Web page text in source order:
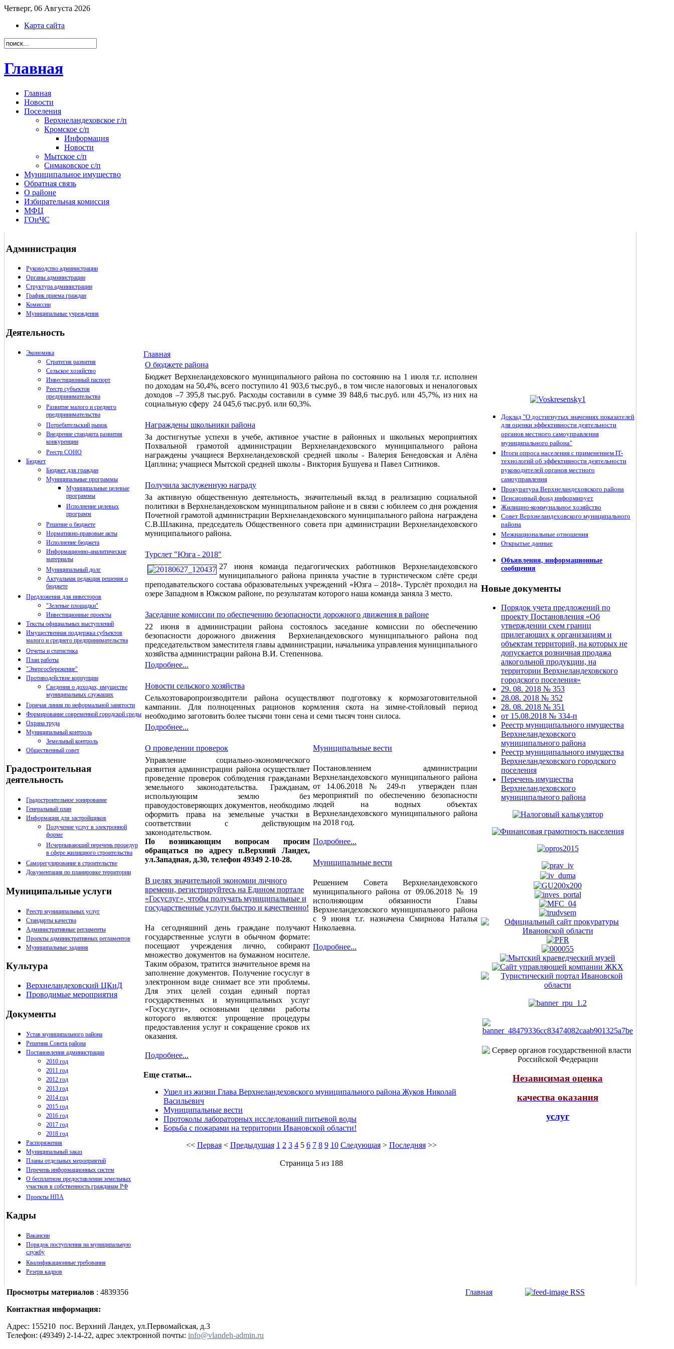
Четверг, 06 Августа 2026
Карта сайта
Главная
Главная
Новости
Поселения
Верхнеландеховское г/п
Кромское с/п
Информация
Новости
Мытское с/п
Симаковское с/п
Муниципальное имущество
Обратная связь
О районе
Избирательная комиссия
МФЦ
ГОиЧС
Администрация
Руководство администрации
Органы администрации
Структура администрации
График приема граждан
Комиссии
Муниципальные учреждения
Деятельность
Экономика
Стратегия развития
Сельское хозяйство
Инвестиционный паспорт
Реестр субъектов
предпринимательства
Развитие малого и среднего
предпринимательства
Потребительский рынок
Внедрение стандарта развития
конкуренции
Реестр СОНО
Бюджет
Бюджет для граждан
Муниципальные программы
Муниципальные целевые
программы
Исполнение целевых
программ
Решение о бюджете
Нормативно-правовые акты
Исполнение бюджета
Информационно-аналитические
материалы
Муниципальный долг
Актуальная редакция решения о
бюджете
Предложения для инвесторов
"Зеленые площадки"
Инвестиционные проекты
Тексты официальных выступлений
Имущественная поддержка субъектов
малого и среднего предпринимательства
Отчеты и статистика
План работы
"Энергосбережение"
Противодействие коррупции
Сведения о доходах, имуществе
муниципальных служащих
Горячая линия по неформальной занятости
Формирование современной городской среды
Охрана труда
Муниципальный контроль
Земельный контроль
Общественный совет
Градостроительная
деятельность
Градостроительное зонирование
Генеральный план
Информация для застройщиков
Получение услуг в электронной
форме
Исчерпывающий перечень процедур
в сфере жилищного строительства
Саморегулирование в строительстве
Документация по планировке территории
Муниципальные услуги
Реестр муниципальных услуг
Стандарты качества
Административные регламенты
Проекты административных регламентов
Муниципальные задания
Культура
Верхнеландеховский ЦКиД
Проводимые мероприятия
Документы
Устав муниципального района
Решения Совета района
Постановления администрации
2010 год
2011 год
2012 год
2013 год
2014 год
2015 год
2016 год
2017 год
2018 год
Распоряжения
Муниципальный заказ
Планы отдельных мероприятий
Перечень информационных систем
О бесплатном предоставлении земельных
участков в собственность гражданам РФ
Проекты НПА
Кадры
Вакансии
Порядок поступления на муниципальную
службу
Квалификационные требования
Резерв кадров
Главная
О бюджете района
Бюджет Верхнеландеховского муниципального района по состоянию на 1 июля т.г. исполнен
по доходам на 50,4%, всего поступило 41 903,6 тыс.руб., в том числе налоговых и неналоговых
доходов –7 395,8 тыс.руб. Расходы составили в сумме 39 848,6 тыс.руб. или 45,7%, из них на
социальную сферу 24 045,6 тыс.руб. или 60,3%.
Награждены школьники района
За достигнутые успехи в учебе, активное участие в районных и школьных мероприятиях
Похвальной грамотой администрации Верхнеландеховского муниципального района
награждены учащиеся Верхнеландеховской средней школы - Валерия Бенедовская и Алёна
Цаплина; учащиеся Мытской средней школы - Виктория Бушуева и Павел Ситников.
Получила заслуженную награду
За активную общественную деятельность, значительный вклад в реализацию социальной
политики в Верхнеландеховском муниципальном районе и в связи с юбилеем со дня рождения
Почетной грамотой администрации Верхнеландеховского муниципального района награждена
С.В.Шлакина, председатель Общественного совета при администрации Верхнеландеховского
муниципального района.
Турслет "Юзга - 2018"
27 июня команда педагогических работников Верхнеландеховского
муниципального района приняла участие в туристическом слёте среди
преподавательского состава образовательных учреждений «Юзга – 2018». Турслёт проходил на
озере Западном в Южском районе, по результатам которого наша команда заняла 3 место.
Заседание комиссии по обеспечению безопасности дорожного движения в районе
22 июня в администрации района состоялось заседание комиссии по обеспечению
безопасности дорожного движения Верхнеландеховского муниципального района под
председательством заместителя главы администрации, начальника управления муниципального
хозяйства администрации района В.И. Степеннова.
Подробнее...
Новости сельского хозяйства
Сельхозтоваропроизводители района осуществляют подготовку к кормозаготовительной
кампании. Для полноценных рационов кормления скота на зимне-стойловый период
необходимо заготовить более тысячи тонн сена и семи тысяч тонн силоса.
Подробнее...
О проведении проверок
Управление социально-экономического
развития администрации района осуществляет
проведение проверок соблюдения гражданами
земельного законодательства. Гражданам,
использующим землю без
правоудостоверяющих документов, необходимо
оформить права на земельные участки в
соответствии с действующим
законодательством.
По возникающим вопросам просим
обращаться по адресу п.Верхний Ландех,
ул.Западная, д.30, телефон 49349 2-10-28.
В целях значительной экономии личного
времени, регистрируйтесь на Едином портале
«Госуслуг», чтобы получать муниципальные и
государственные услуги быстро и качественно!
На сегодняшний день граждане получают
государственные услуги в обычном формате:
посещают учреждения лично, собирают
множество документов на бумажном носителе.
Таким образом, тратится значительное время на
заполнение документов. Получение госуслуг в
электронном виде снимает все эти проблемы.
Для этих целей создан единый портал
государственных и муниципальных услуг
«Госуслуги», основными целями работы
которого являются: упрощение процедуры
предоставления услуг и сокращение сроков их
оказания.
Подробнее...
Муниципальные вести
Постановлением администрации
Верхнеландеховского муниципального района
от 14.06.2018 № 249-п утвержден план
мероприятий по обеспечению безопасности
людей на водных объектах
Верхнеландеховского муниципального района
на 2018 год.
Подробнее...
Муниципальные вести
Решением Совета Верхнеландеховского
муниципального района от 09.06.2018 № 19
исполняющим обязанности Главы
Верхнеландеховского муниципального района
с 9 июня т.г. назначена Смирнова Наталья
Николаевна.
Подробнее...
Еще статьи...
Ушел из жизни Глава Верхнеландеховского муниципального района Жуков Николай
Васильевич
Муниципальные вести
Протоколы лабораторных исследований питьевой воды
Борьба с пожарами на территории Ивановской области!
<< Первая< Предыдущая 1 2 3 4 5 6 7 8 9 10 Следующая> Последняя>>
Страница 5 из 188
Доклад "О достигнутых значениях показателей
для оценки эффективности деятельности
органов местного самоуправления
муниципального района"
Итоги опроса населения с применением IT-
технологий об эффективности деятельности
руководителей органов местного
самоуправления
Прокуратура Верхнеландеховского района
Пенсионный фонд информирует
Жилищно-коммунальное хозяйство
Совет Верхнеландеховского муниципального
района
Межнациональные отношения
Открытые данные
Объявления, информационные
сообщения
Новые документы
Порядок учета предложений по
проекту Постановления «Об
утверждении схем границ
прилегающих к организациям и
объектам территорий, на которых не
допускается розничная продажа
алкогольной продукции, на
территории Верхнеландеховского
городского поселения»
29. 08. 2018 № 353
28.08. 2018 № 352
28. 08. 2018 № 351
от 15.08.2018 № 334-п
Реестр муниципального имущества
Верхнеландеховского
муниципального района
Реестр муниципального имущества
Верхнеландеховского городского
поселения
Перечень имущества
Верхнеландеховского
муниципального района
Независимая оценка
качества оказания
услуг
Просмотры материалов : 4839356
Контактная информация:
Адрес: 155210 пос. Верхний Ландех, ул.Первомайская, д.3
Телефон: (49349) 2-14-22, адрес электронной почты: info@vlandeh-admin.ru
Главная RSS